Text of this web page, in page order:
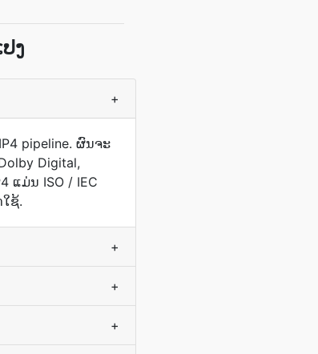
ງ
+
pipeline. ຜົນ​ຈະ​
Digital,
ແມ່ນ ISO / IEC
ຊ້.
+
+
+